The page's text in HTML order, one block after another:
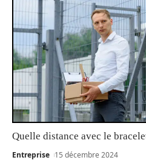
Quelle distance avec le
Entreprise 15 décembre 2024